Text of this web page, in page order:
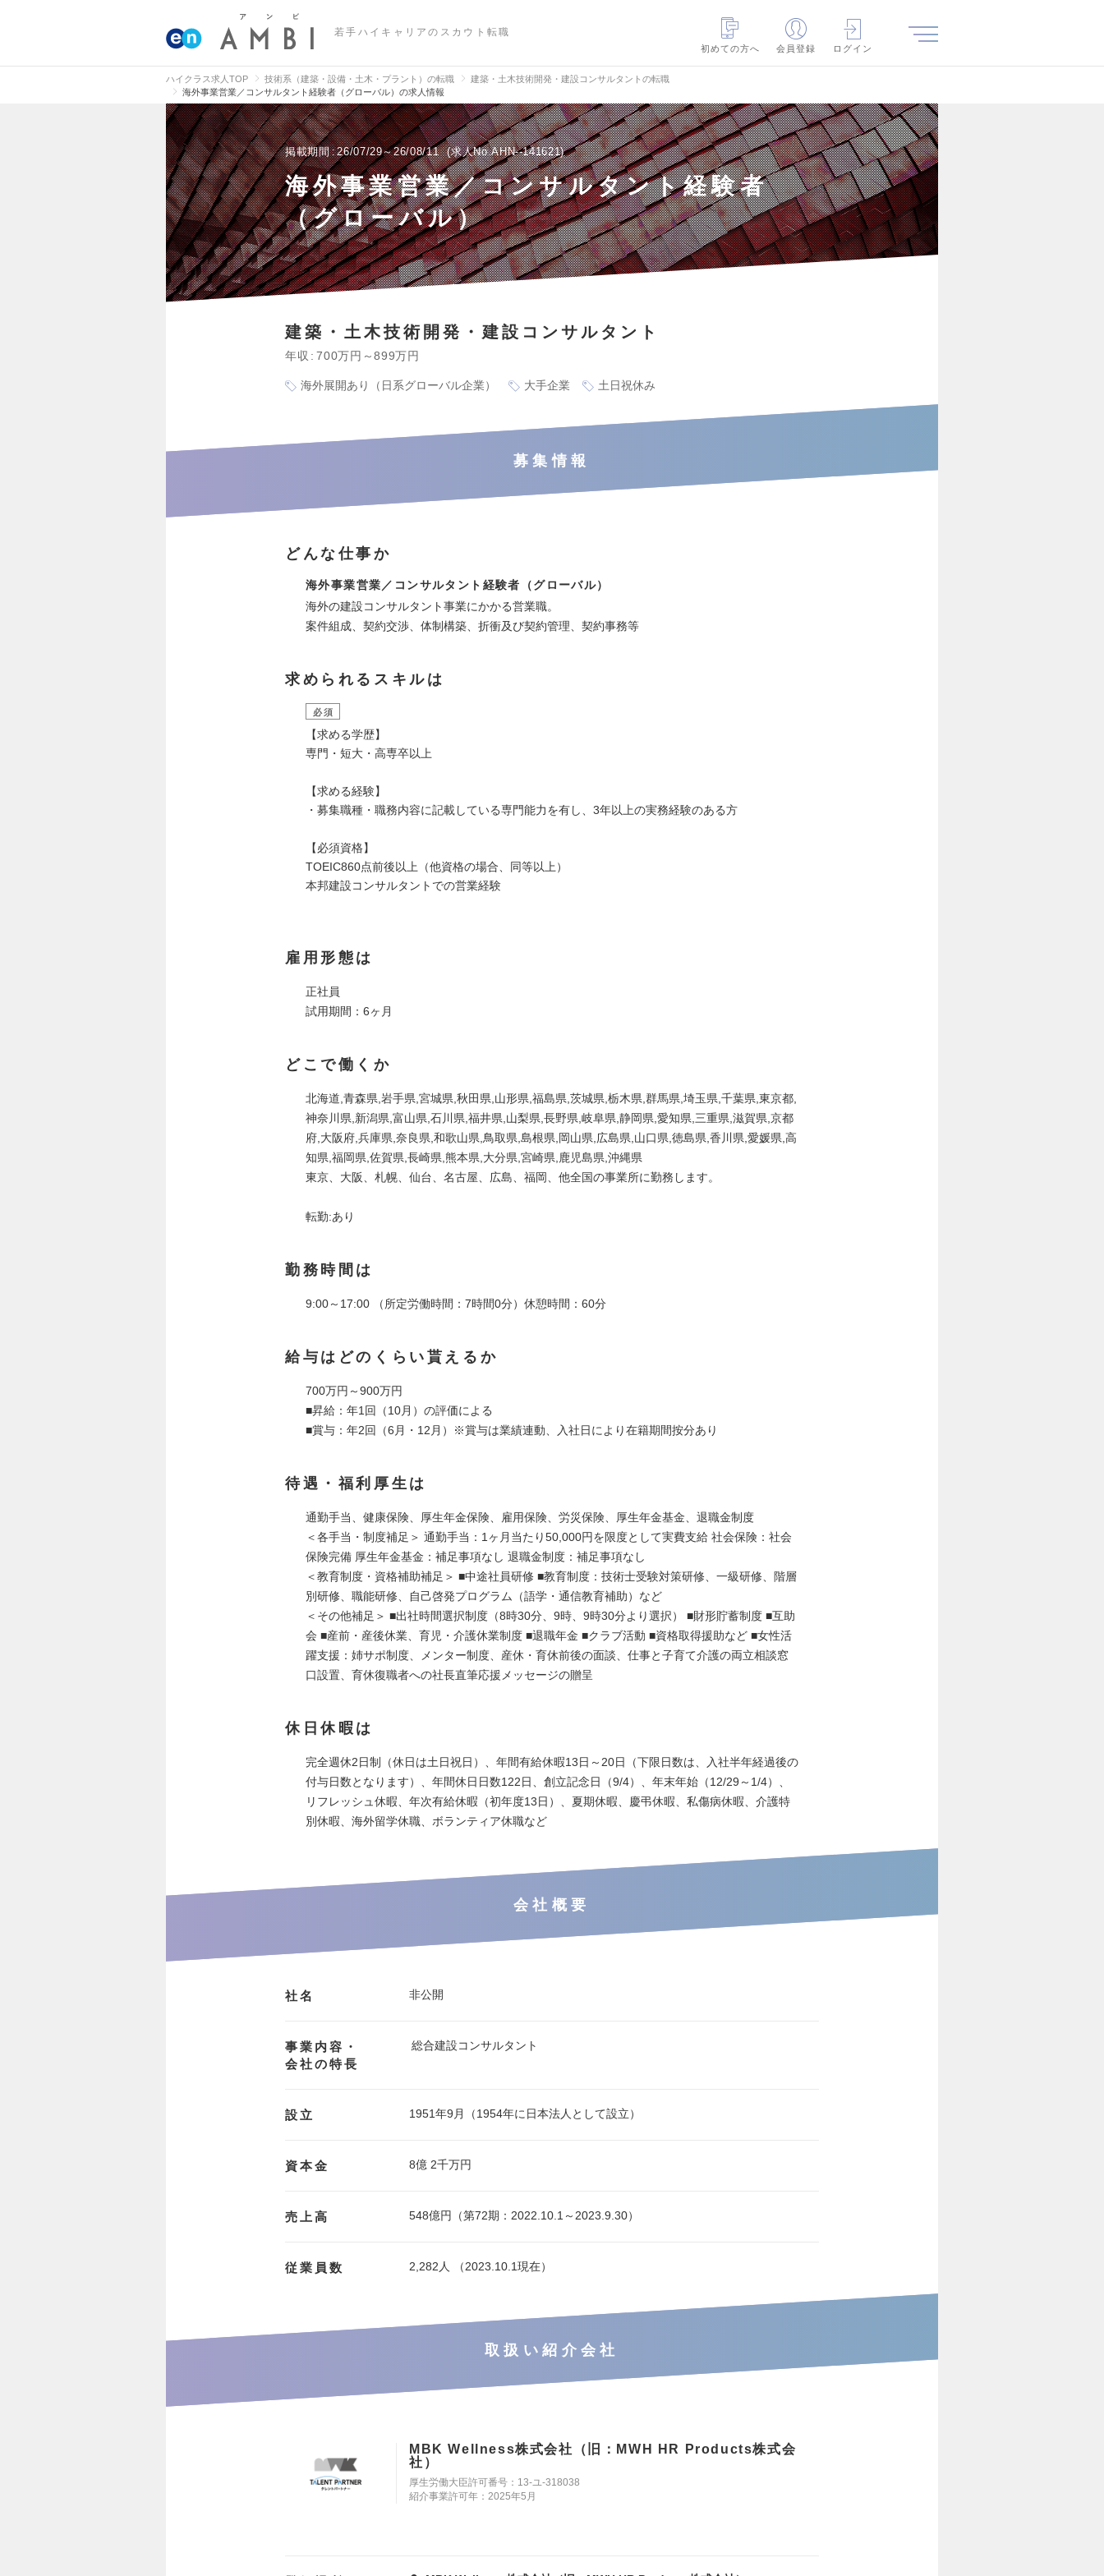
若手ハイキャリアのスカウト転職
初めての方へ
会員登録 ログイン
ハイクラス求人TOP 技術系（建築・設備・土木・プラント）の転職
建築・土木技術開発・建設コンサルタントの転職
海外事業営業／コンサルタント経験者（グローバル）の求人情報
掲載期間 26/07/29～26/08/11 求人No.AHN--141621
海外事業営業／コンサルタント経験者
（グローバル）
建築・土木技術開発・建設コンサルタント
年収 700万円～899万円
海外展開あり（日系グローバル企業） 大手企業 土日祝休み
募集情報
どんな仕事か
海外事業営業／コンサルタント経験者（グローバル）
海外の建設コンサルタント事業にかかる営業職。
案件組成、契約交渉、体制構築、折衝及び契約管理、契約事務等
求められるスキルは
必須
【求める学歴】
専門・短大・高専卒以上
【求める経験】
・募集職種・職務内容に記載している専門能力を有し、3年以上の実務経験のある方
【必須資格】
TOEIC860点前後以上（他資格の場合、同等以上）
本邦建設コンサルタントでの営業経験
雇用形態は
正社員
試用期間：6ヶ月
どこで働くか
北海道,青森県,岩手県,宮城県,秋田県,山形県,福島県,茨城県,栃木県,群馬県,埼玉県,千葉県,東京都,
神奈川県,新潟県,富山県,石川県,福井県,山梨県,長野県,岐阜県,静岡県,愛知県,三重県,滋賀県,京都
府,大阪府,兵庫県,奈良県,和歌山県,鳥取県,島根県,岡山県,広島県,山口県,徳島県,香川県,愛媛県,高
知県,福岡県,佐賀県,長崎県,熊本県,大分県,宮崎県,鹿児島県,沖縄県
東京、大阪、札幌、仙台、名古屋、広島、福岡、他全国の事業所に勤務します。
転勤:あり
勤務時間は
9:00～17:00 （所定労働時間：7時間0分）休憩時間：60分
給与はどのくらい貰えるか
700万円～900万円
■昇給：年1回（10月）の評価による
■賞与：年2回（6月・12月）※賞与は業績連動、入社日により在籍期間按分あり
待遇・福利厚生は
通勤手当、健康保険、厚生年金保険、雇用保険、労災保険、厚生年金基金、退職金制度
＜各手当・制度補足＞ 通勤手当：1ヶ月当たり50,000円を限度として実費支給 社会保険：社会
保険完備 厚生年金基金：補足事項なし 退職金制度：補足事項なし
＜教育制度・資格補助補足＞ ■中途社員研修 ■教育制度：技術士受験対策研修、一級研修、階層
別研修、職能研修、自己啓発プログラム（語学・通信教育補助）など
＜その他補足＞ ■出社時間選択制度（8時30分、9時、9時30分より選択） ■財形貯蓄制度 ■互助
会 ■産前・産後休業、育児・介護休業制度 ■退職年金 ■クラブ活動 ■資格取得援助など ■女性活
躍支援：姉サポ制度、メンター制度、産休・育休前後の面談、仕事と子育て介護の両立相談窓
口設置、育休復職者への社長直筆応援メッセージの贈呈
休日休暇は
完全週休2日制（休日は土日祝日）、年間有給休暇13日～20日（下限日数は、入社半年経過後の
付与日数となります）、年間休日日数122日、創立記念日（9/4）、年末年始（12/29～1/4）、
リフレッシュ休暇、年次有給休暇（初年度13日）、夏期休暇、慶弔休暇、私傷病休暇、介護特
別休暇、海外留学休職、ボランティア休職など
会社概要
社名 非公開
事業内容・
会社の特長
総合建設コンサルタント
設立 1951年9月（1954年に日本法人として設立）
資本金 8億 2千万円
売上高 548億円（第72期：2022.10.1～2023.9.30）
従業員数 2,282人 （2023.10.1現在）
取扱い紹介会社
MBK Wellness株式会社（旧：MWH HR Products株式会
社）
厚生労働大臣許可番号：13-ユ-318038
紹介事業許可年：2025年5月